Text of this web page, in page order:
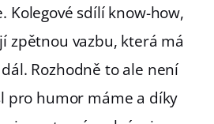
Kolegové sdílí know-how,
zpětnou vazbu, která má
Rozhodně to ale není
pro humor máme a díky